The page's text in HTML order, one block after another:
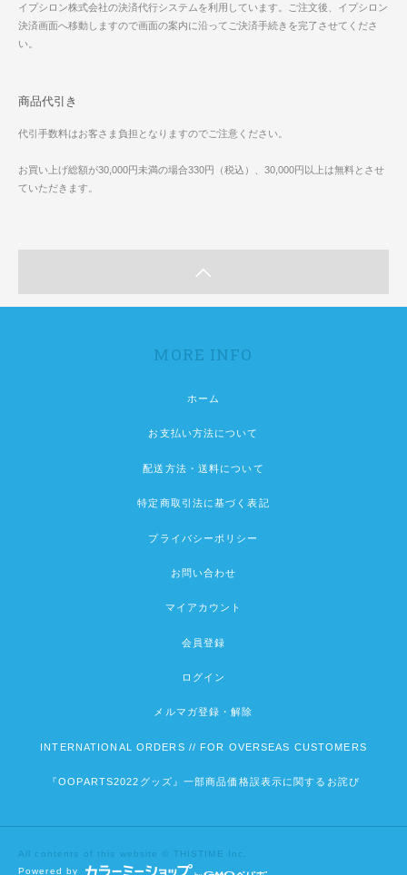
イプシロン株式会社の決済代行システムを利用しています。ご注文後、イプシロン
決済画面へ移動しますので画面の案内に沿ってご決済手続きを完了させてくださ
い。
商品代引き
代引手数料はお客さま負担となりますのでご注意ください。
お買い上げ総額が30,000円未満の場合330円（税込）、30,000円以上は無料とさせ
ていただきます。
MORE INFO
ホーム
お支払い方法について
配送方法・送料について
特定商取引法に基づく表記
プライバシーポリシー
お問い合わせ
マイアカウント
会員登録
ログイン
メルマガ登録・解除
INTERNATIONAL ORDERS // FOR OVERSEAS CUSTOMERS
『OOPARTS2022グッズ』一部商品価格誤表示に関するお詫び
All contents of this website © THISTIME Inc.
Powered by